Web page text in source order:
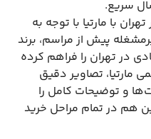
سریع.
با مارتیا با توجه به
پیش از مراسم، برند
در تهران را فراهم کرده
مارتیا، تصاویر دقیق
و توضیحات کامل را
هم در تمام مراحل خرید